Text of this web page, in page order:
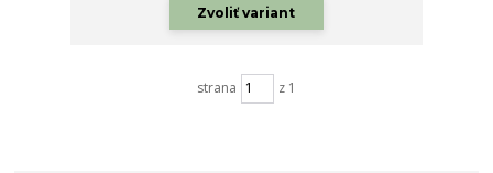
Zvoliť variant
strana z 1